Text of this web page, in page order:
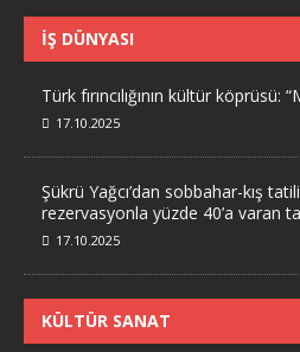
İŞ DÜNYASI
Türk fırıncılığının kültür köprüsü:
17.10.2025
Şükrü Yağcı’dan sobbahar-kış
rezervasyonla yüzde 40’a varan
17.10.2025
KÜLTÜR SANAT